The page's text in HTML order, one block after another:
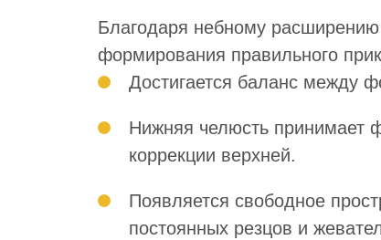
Благодаря небному
формирования правильного
Достигается баланс между
Нижняя челюсть принимает
коррекции верхней.
Появляется свободное
постоянных резцов и